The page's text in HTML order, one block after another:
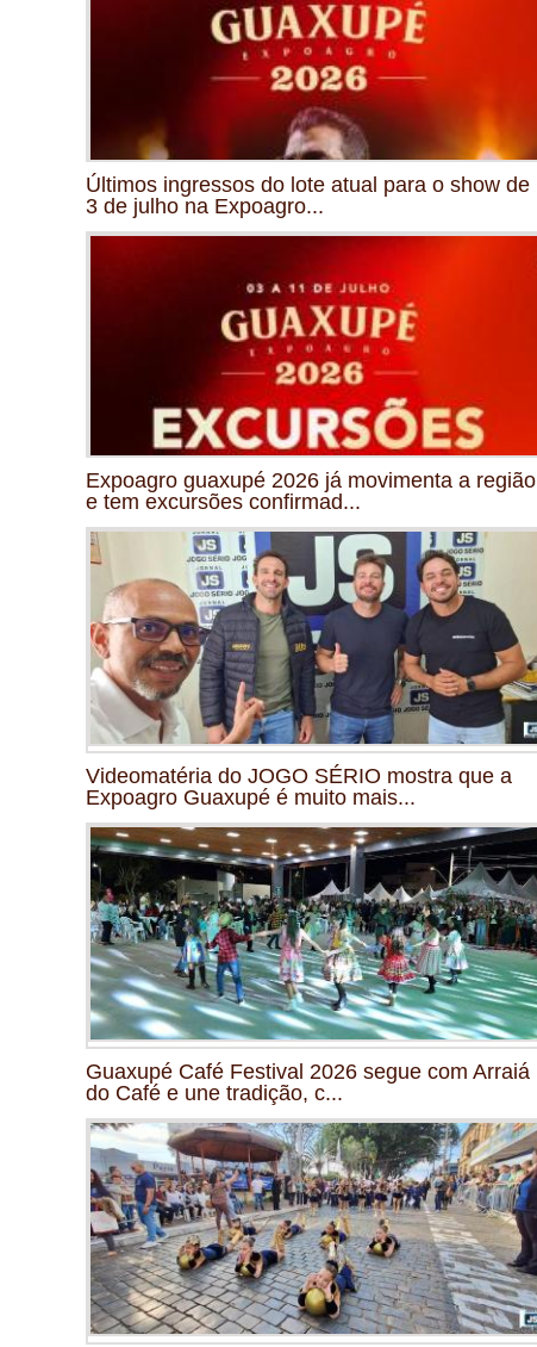
Últimos ingressos do lote atual para o show de
3 de julho na Expoagro...
Expoagro guaxupé 2026 já movimenta a região
e tem excursões confirmad...
Videomatéria do JOGO SÉRIO mostra que a
Expoagro Guaxupé é muito mais...
Guaxupé Café Festival 2026 segue com Arraiá
do Café e une tradição, c...